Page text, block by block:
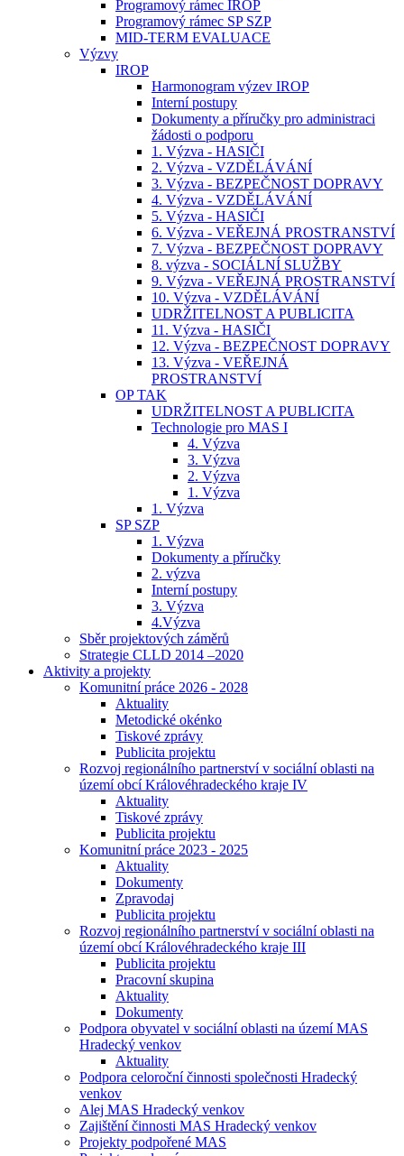
Programový rámec IROP
Programový rámec SP SZP
MID-TERM EVALUACE
Výzvy
IROP
Harmonogram výzev IROP
Interní postupy
Dokumenty a příručky pro administraci
žádosti o podporu
1. Výzva - HASIČI
2. Výzva - VZDĚLÁVÁNÍ
3. Výzva - BEZPEČNOST DOPRAVY
4. Výzva - VZDĚLÁVÁNÍ
5. Výzva - HASIČI
6. Výzva - VEŘEJNÁ PROSTRANSTVÍ
7. Výzva - BEZPEČNOST DOPRAVY
8. výzva - SOCIÁLNÍ SLUŽBY
9. Výzva - VEŘEJNÁ PROSTRANSTVÍ
10. Výzva - VZDĚLÁVÁNÍ
UDRŽITELNOST A PUBLICITA
11. Výzva - HASIČI
12. Výzva - BEZPEČNOST DOPRAVY
13. Výzva - VEŘEJNÁ
PROSTRANSTVÍ
OP TAK
UDRŽITELNOST A PUBLICITA
Technologie pro MAS I
4. Výzva
3. Výzva
2. Výzva
1. Výzva
1. Výzva
SP SZP
1. Výzva
Dokumenty a příručky
2. výzva
Interní postupy
3. Výzva
4.Výzva
Sběr projektových záměrů
Strategie CLLD 2014 –2020
Aktivity a projekty
Komunitní práce 2026 - 2028
Aktuality
Metodické okénko
Tiskové zprávy
Publicita projektu
Rozvoj regionálního partnerství v sociální oblasti na
území obcí Královéhradeckého kraje IV
Aktuality
Tiskové zprávy
Publicita projektu
Komunitní práce 2023 - 2025
Aktuality
Dokumenty
Zpravodaj
Publicita projektu
Rozvoj regionálního partnerství v sociální oblasti na
území obcí Královéhradeckého kraje III
Publicita projektu
Pracovní skupina
Aktuality
Dokumenty
Podpora obyvatel v sociální oblasti na území MAS
Hradecký venkov
Aktuality
Podpora celoroční činnosti společnosti Hradecký
venkov
Alej MAS Hradecký venkov
Zajištění činnosti MAS Hradecký venkov
Projekty podpořené MAS